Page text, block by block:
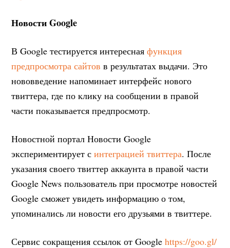
Новости Google
В Google тестируется интереснаяфункция
предпросмотра сайтов в результатах выдачи. Это
нововведение напоминает интерфейс нового
твиттера, где по клику на сообщении в правой
части показывается предпросмотр.
Новостной портал Новости Google
экспериментирует синтеграцией твиттера. После
указания своего твиттер аккаунта в правой части
Google News пользователь при просмотре новостей
Google сможет увидеть информацию о том,
упоминались ли новости его друзьями в твиттере.
Сервис сокращения ссылок от Googlehttps://goo.gl/